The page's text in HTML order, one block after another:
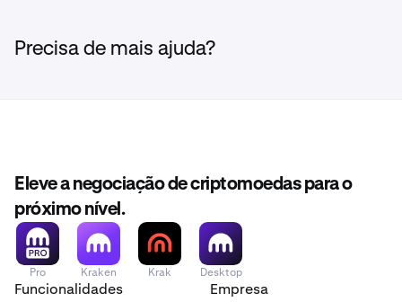
Precisa de mais ajuda?
Eleve a negociação de criptomoedas para o
próximo nível.
Pro Kraken Krak Desktop
Funcionalidades Empresa